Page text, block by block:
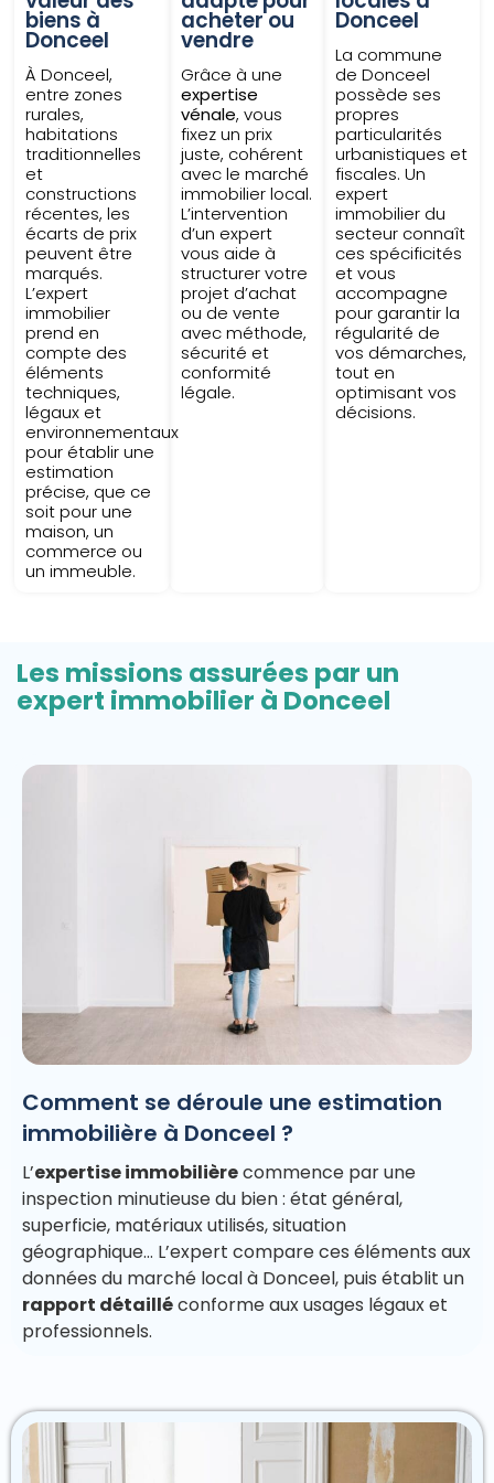
biens à
Donceel
À Donceel,
entre zones
rurales,
habitations
traditionnelles
et
constructions
récentes, les
écarts de prix
peuvent être
marqués.
L’expert
immobilier
prend en
compte des
éléments
techniques,
légaux et
environnementaux
pour établir une
estimation
précise, que ce
soit pour une
maison, un
commerce ou
un immeuble.
acheter ou
vendre
Grâce à une
expertise
vénale, vous
fixez un prix
juste, cohérent
avec le marché
immobilier local.
L’intervention
d’un expert
vous aide à
structurer votre
projet d’achat
ou de vente
avec méthode,
sécurité et
conformité
légale.
Donceel
La commune
de Donceel
possède ses
propres
particularités
urbanistiques et
fiscales. Un
expert
immobilier du
secteur connaît
ces spécificités
et vous
accompagne
pour garantir la
régularité de
vos démarches,
tout en
optimisant vos
décisions.
Les missions assurées par un
expert immobilier à Donceel
Comment se déroule une estimation
immobilière à Donceel ?
L’expertise immobilièrecommence par une
inspection minutieuse du bien : état général,
superficie, matériaux utilisés, situation
géographique… L’expert compare ces éléments aux
données du marché local à Donceel, puis établit un
rapport détailléconforme aux usages légaux et
professionnels.